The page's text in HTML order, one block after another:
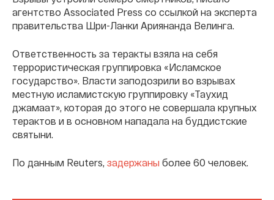
агентство Associated Press со ссылкой на эксперта
правительства Шри-Ланки Ариянанда Велинга.
Ответственность за теракты взяла на себя
террористическая группировка «Исламское
государство». Власти заподозрили во взрывах
местную исламистскую группировку «Таухид
джамаат», которая до этого не совершала крупных
терактов и в основном нападала на буддистские
святыни.
По данным Reuters, задержаны более 60 человек.